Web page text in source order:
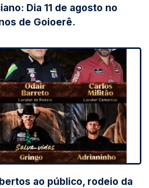
Dia 11 de agosto no
de Goioerê.
ao público, rodeio da